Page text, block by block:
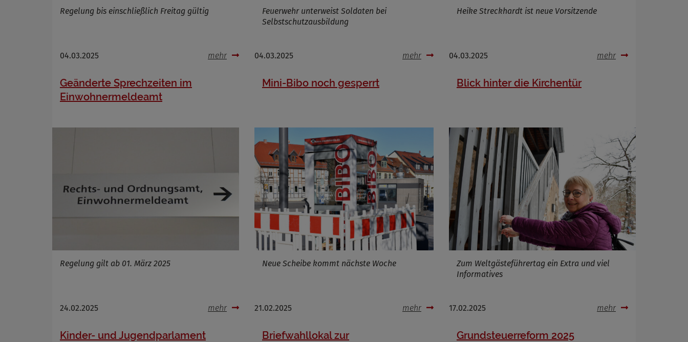
Regelung bis einschließlich Freitag gültig
04.03.2025 mehr
Feuerwehr unterweist Soldaten bei
Selbstschutzausbildung
04.03.2025 mehr
Heike Streckhardt ist neue Vorsitzende
04.03.2025 mehr
Geänderte Sprechzeiten im
Einwohnermeldeamt
Regelung gilt ab 01. März 2025
24.02.2025 mehr
Mini-Bibo noch gesperrt
Neue Scheibe kommt nächste Woche
21.02.2025 mehr
Blick hinter die Kirchentür
Zum Weltgästeführertag ein Extra und viel
Informatives
17.02.2025 mehr
Kinder- und Jugendparlament
Briefwahllokal zur
Grundsteuerreform 2025
Zweck
Cookies die bei der Verwendung von OpenWeatherAPI gesetzt werden
Infos schließen